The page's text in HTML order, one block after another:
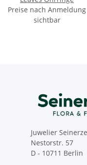
Preise nach Anmeldung
sichtbar
Juwelier
Nestorstr. 57
D - 10711 Berlin